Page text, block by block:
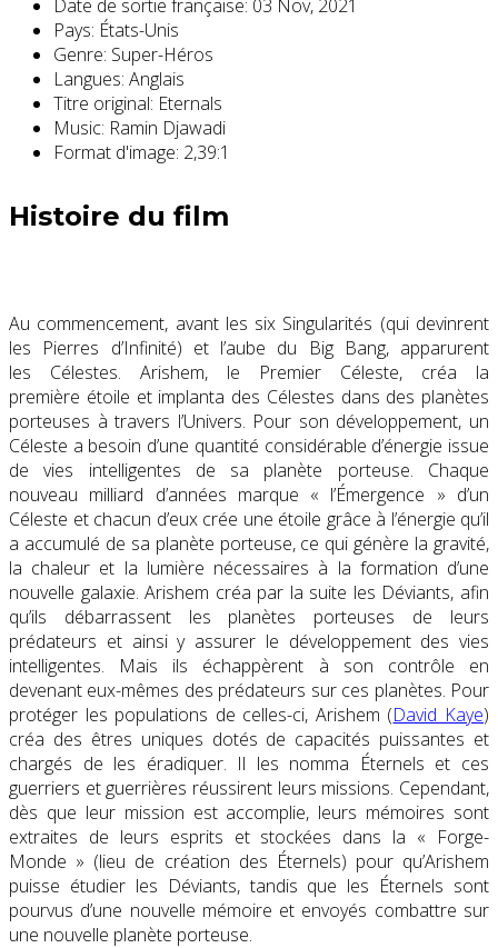
Date de sortie française: 03 Nov, 2021
Pays: États-Unis
Genre: Super-Héros
Langues: Anglais
Titre original: Eternals
Music: Ramin Djawadi
Format d'image: 2,39:1
Histoire du film
Au commencement, avant les six Singularités (qui devinrent
les Pierres d’Infinité) et l’aube du Big Bang, apparurent
les Célestes. Arishem, le Premier Céleste, créa la
première étoile et implanta des Célestes dans des planètes
porteuses à travers l’Univers. Pour son développement, un
Céleste a besoin d’une quantité considérable d’énergie issue
de vies intelligentes de sa planète porteuse. Chaque
nouveau milliard d’années marque « l’Émergence » d’un
Céleste et chacun d’eux crée une étoile grâce à l’énergie qu’il
a accumulé de sa planète porteuse, ce qui génère la gravité,
la chaleur et la lumière nécessaires à la formation d’une
nouvelle galaxie. Arishem créa par la suite les Déviants, afin
qu’ils débarrassent les planètes porteuses de leurs
prédateurs et ainsi y assurer le développement des vies
intelligentes. Mais ils échappèrent à son contrôle en
devenant eux-mêmes des prédateurs sur ces planètes. Pour
protéger les populations de celles-ci, Arishem (David Kaye)
créa des êtres uniques dotés de capacités puissantes et
chargés de les éradiquer. Il les nomma Éternels et ces
guerriers et guerrières réussirent leurs missions. Cependant,
dès que leur mission est accomplie, leurs mémoires sont
extraites de leurs esprits et stockées dans la « Forge-
Monde » (lieu de création des Éternels) pour qu’Arishem
puisse étudier les Déviants, tandis que les Éternels sont
pourvus d’une nouvelle mémoire et envoyés combattre sur
une nouvelle planète porteuse.